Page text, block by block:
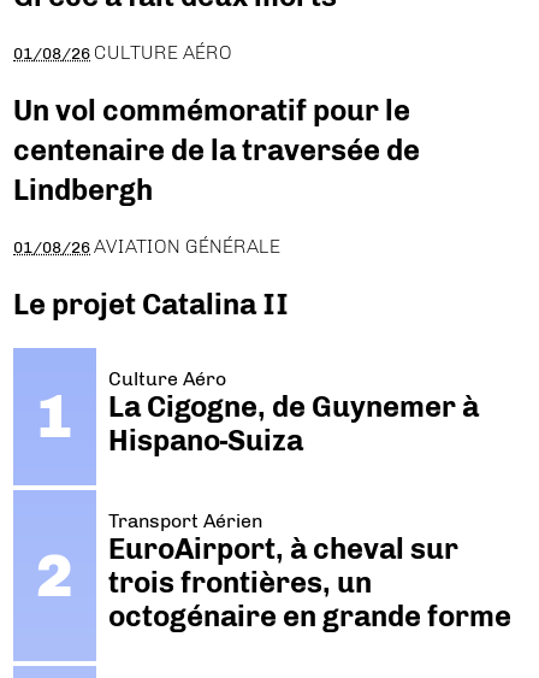
01/08/26 CULTURE AÉRO
Un vol commémoratif pour le
centenaire de la traversée de
Lindbergh
01/08/26 AVIATION GÉNÉRALE
Le projet Catalina II
Culture Aéro
La Cigogne, de Guynemer à
Hispano-Suiza
Transport Aérien
EuroAirport, à cheval sur
trois frontières, un
octogénaire en grande forme